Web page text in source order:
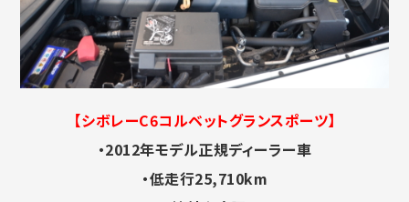
【シボレーC6コルベットグランスポーツ】
・2012年モデル正規ディーラー車
・低走行25,710km